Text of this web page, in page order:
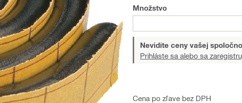
Množstvo
Nevidíte ceny vašej
Prihláste sa alebo sa
Cena po zľave bez DPH